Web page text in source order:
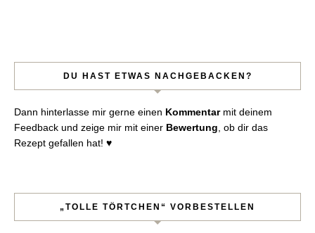
DU HAST ETWAS NACHGEBACKEN?
Dann hinterlasse mir gerne einen Kommentarmit deinem
Feedback und zeige mir mit einer Bewertung , ob dir das
Rezept gefallen hat! ♥︎
„TOLLE TÖRTCHEN“ VORBESTELLEN